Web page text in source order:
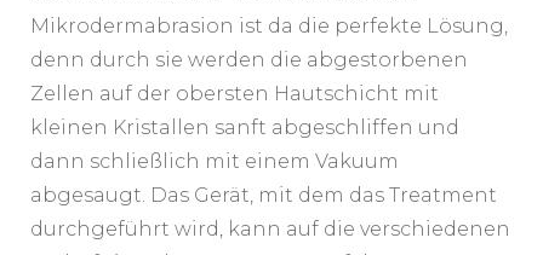
Mikrodermabrasion ist da die perfekte Lösung,
denn durch sie werden die abgestorbenen
Zellen auf der obersten Hautschicht mit
kleinen Kristallen sanft abgeschliffen und
dann schließlich mit einem Vakuum
abgesaugt. Das Gerät, mit dem das Treatment
durchgeführt wird, kann auf die verschiedenen